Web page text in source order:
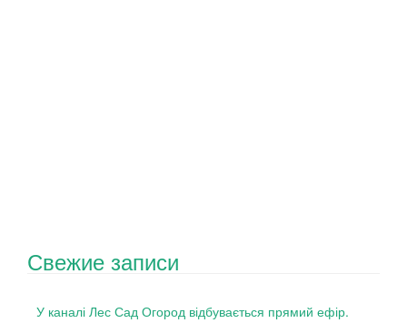
Свежие записи
У каналі Лес Сад Огород відбувається прямий ефір.